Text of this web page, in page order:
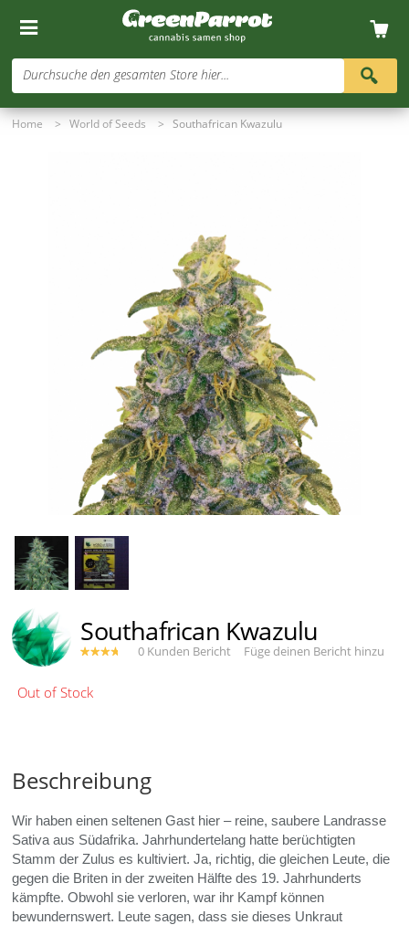
Durchsuche den gesamten Store hier...
Home > World of Seeds > Southafrican Kwazulu
Southafrican Kwazulu
0 Kunden Bericht Füge deinen Bericht hinzu
Beschreibung
Wir haben einen seltenen Gast hier – reine, saubere Landrasse
Sativa aus Südafrika. Jahrhundertelang hatte berüchtigten
Stamm der Zulus es kultiviert. Ja, richtig, die gleichen Leute, die
gegen die Briten in der zweiten Hälfte des 19. Jahrhunderts
kämpfte. Obwohl sie verloren, war ihr Kampf können
bewundernswert. Leute sagen, dass sie dieses Unkraut